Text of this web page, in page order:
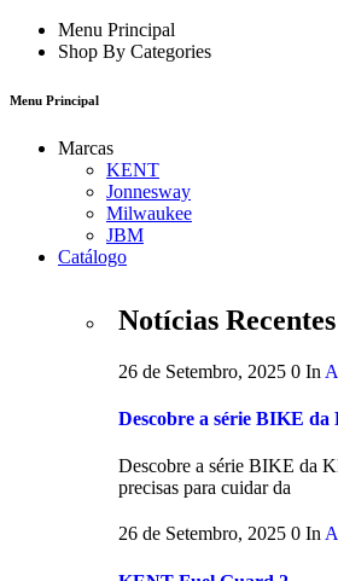
Menu Principal
Shop By Categories
Menu Principal
Marcas
KENT
Jonnesway
Milwaukee
JBM
Catálogo
Notícias Recentes
26 de Setembro, 2025 0 In
Descobre a série BIKE
Descobre a série BIKE da
precisas para cuidar da
26 de Setembro, 2025 0 In